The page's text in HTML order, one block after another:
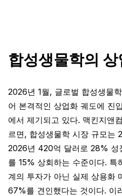
합성생물학의
2026년 1월, 글로벌 합성생물
어 본격적인 상업화 궤도에 진
에서 제기되고 있다. 맥킨지앤
르면, 합성생물학 시장 규모는
2026년 420억 달러로 28% 성
를 15% 상회하는 수준이다. 특
계의 투자가 아닌 실제 상용화
67%를 견인했다는 것이다. 이